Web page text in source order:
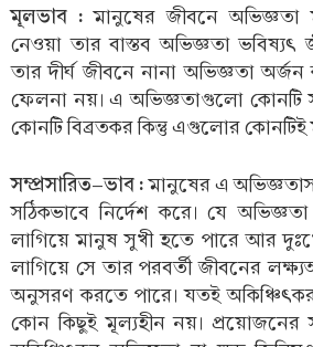
মূলভাব : মানুষের জীবনে অভিজ্ঞতা
নেওয়া তার বাস্তব অভিজ্ঞতা ভবিষ্যৎ
তার দীর্ঘ জীবনে নানা অভিজ্ঞতা
ফেলনা নয়। এ অভিজ্ঞতাগুলো কোনটি
কোনটি বিব্রতকর কিন্তু এগুলোর কোনটিই
সম্প্রসারিত-ভাব :মানুষের এ
সঠিকভাবে নির্দেশ করে। যে
লাগিয়ে মানুষ সুখী হতে পারে আর
লাগিয়ে সে তার পরবর্তী জীবনের
অনুসরণ করতে পারে। যতই
কোন কিছুই মূল্যহীন নয়। প্রয়োজনের